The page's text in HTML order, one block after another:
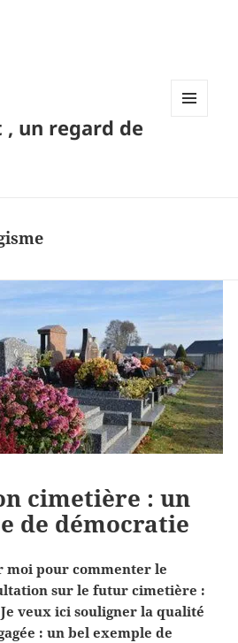
un regard de
cimetière : un
de démocratie
moi pour commenter le
sur le futur cimetière :
veux ici souligner la qualité
: un bel exemple de